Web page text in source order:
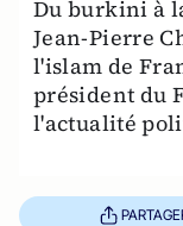
Du burkini à
Jean-Pierre
l'islam de
président du
l'actualité